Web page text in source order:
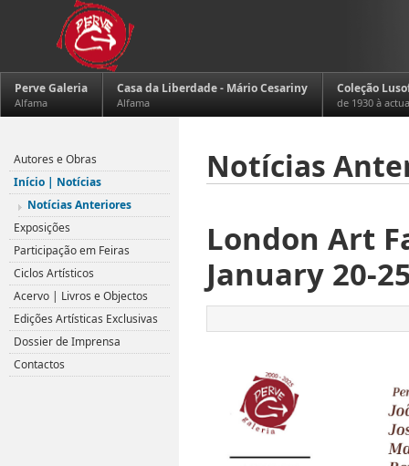
Perve Galeria
Alfama
Casa da Liberdade - Mário Cesariny
Alfama
Coleção
de 1930 à
Notícias
London Art
January 20-
Autores e Obras
Início | Notícias
Notícias Anteriores
Exposições
Participação em Feiras
Ciclos Artísticos
Acervo | Livros e Objectos
Edições Artísticas Exclusivas
Dossier de Imprensa
Contactos